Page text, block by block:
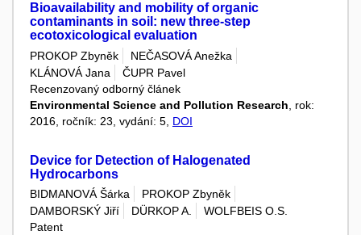
Bioavailability and mobility of organic
contaminants in soil: new three-step
ecotoxicological evaluation
PROKOP Zbyněk
NEČASOVÁ Anežka
KLÁNOVÁ Jana
ČUPR Pavel
Recenzovaný odborný článek
Environmental Science and Pollution Research , rok:
2016, ročník: 23, vydání: 5, DOI
Device for Detection of Halogenated
Hydrocarbons
BIDMANOVÁ Šárka
PROKOP Zbyněk
DAMBORSKÝ Jiří
DÜRKOP A.
WOLFBEIS O.S.
Patent